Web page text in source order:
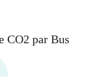
CO2 par Bus